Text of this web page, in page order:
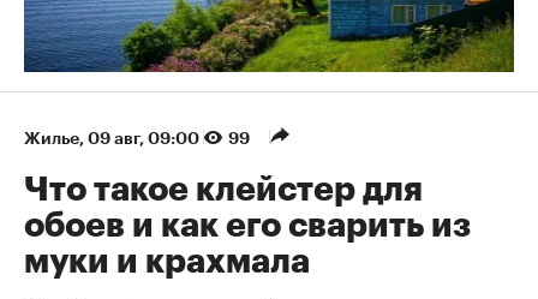
Жилье 09 авг, 09:00 99
Что такое клейстер для
обоев и как его сварить из
муки и крахмала